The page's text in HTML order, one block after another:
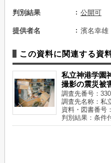
判別結果 公開可
提供者名 濱名幸雄
この資料に関連する資
私立神港学園
撮影の震災被
調査先番号：
調査先名称：私
資料・図書番号
判別結果：条件